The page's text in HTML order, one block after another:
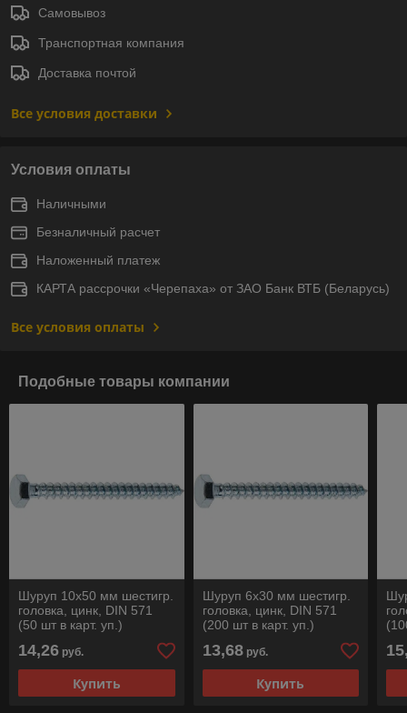
Самовывоз
Транспортная компания
Доставка почтой
Все условия доставки
Условия оплаты
Наличными
Безналичный расчет
Наложенный платеж
КАРТА рассрочки «Черепаха» от ЗАО Банк ВТБ (Беларусь)
Все условия оплаты
Подобные товары компании
Шуруп 10х50 мм шестигр.
головка, цинк, DIN 571
(50 шт в карт. уп.)
14,26 руб.
Купить
Шуруп 6х30 мм шестигр.
головка, цинк, DIN 571
(200 шт в карт. уп.)
13,68руб.
Купить